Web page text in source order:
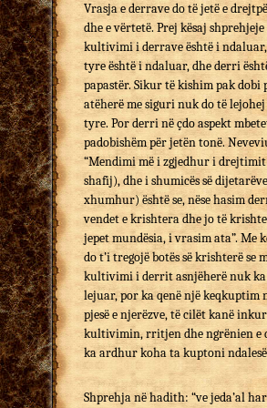
Vrasja e derrave do të jetë e
dhe e vërtetë. Prej kësaj shprehjeje
kultivimi i derrave është i
tyre është i ndaluar, dhe derri
papastër. Sikur të kishim pak dobi
atëherë me siguri nuk do të
tyre. Por derri në çdo aspekt
padobishëm për jetën tonë.
“Mendimi më i zgjedhur i
shafij), dhe i shumicës së
xhumhur) është se, nëse hasim
vendet e krishtera dhe jo të
jepet mundësia, i vrasim ata”. Me
do t’i tregojë botës së krishterë se
kultivimi i derrit asnjëherë nuk ka
lejuar, por ka qenë një keqkuptim
pjesë e njerëzve, të cilët kanë
kultivimin, rritjen dhe ngrënien e
ka ardhur koha ta kuptoni
Shprehja në hadith: “ve jeda’al